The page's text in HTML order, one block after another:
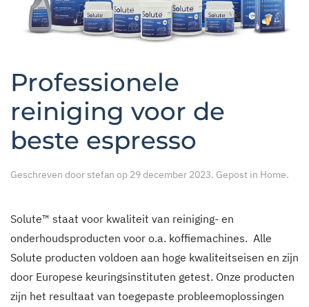
Professionele
reiniging voor de
beste espresso
Geschreven door stefan op 29 december 2023. Gepost in Home.
Solute™ staat voor kwaliteit van reiniging- en
onderhoudsproducten voor o.a. koffiemachines. Alle
Solute producten voldoen aan hoge kwaliteitseisen en zijn
door Europese keuringsinstituten getest. Onze producten
zijn het resultaat van toegepaste probleemoplossingen